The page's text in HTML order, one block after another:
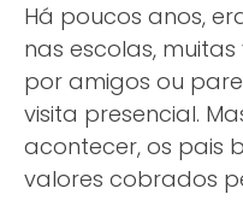
Há poucos anos,
nas escolas,
por amigos ou
visita presencial.
acontecer, os pais
valores cobrados